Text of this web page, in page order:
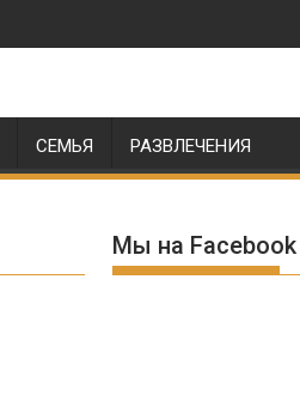
СЕМЬЯ РАЗВЛЕЧЕНИЯ
Мы на Facebook